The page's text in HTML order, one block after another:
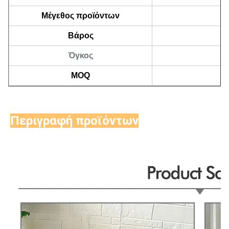
Μέγεθος προϊόντων
Βάρος
Όγκος
MOQ
Περιγραφή προϊόντων